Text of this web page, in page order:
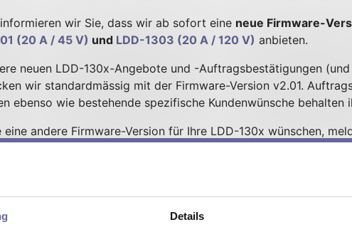
Details
wir Sie, dass wir ab sofort eine neue Firmware-
(20 A / 45 V) und LDD-1303 (20 A / 120 V) anbieten.
neuen LDD-130x-Angebote und -Auftragsbestätigungen
wir standardmässig mit der Firmware-Version v2.01.
ebenso wie bestehende spezifische Kundenwünsche behalten
eine andere Firmware-Version für Ihre LDD-130x wünschen,
Sie die Firmware selbstständig aktualisieren, jedoch
von unserer Website
und installieren Sie die Firmware
(sehe Bild oben).